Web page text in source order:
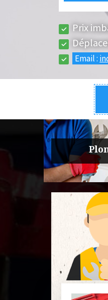
Prix
Email :
38 Urgence